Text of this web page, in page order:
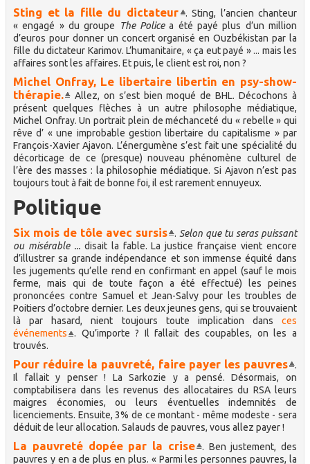
Sting et la fille du dictateur
. Sting, l’ancien chanteur
« engagé » du groupe
The Policea été payé plus d’un million
d’euros pour donner un concert organisé en Ouzbékistan par la
fille du dictateur Karimov. L’humanitaire, « ça eut payé » ... mais les
affaires sont les affaires. Et puis, le client est roi, non ?
Michel Onfray, Le libertaire libertin en psy-show-
thérapie.
Allez, on s’est bien moqué de BHL. Décochons à
présent quelques flèches à un autre philosophe médiatique,
Michel Onfray. Un portrait plein de méchanceté du « rebelle » qui
rêve d’ « une improbable gestion libertaire du capitalisme » par
François-Xavier Ajavon. L’énergumène s’est fait une spécialité du
décorticage de ce (presque) nouveau phénomène culturel de
l’ère des masses : la philosophie médiatique. Si Ajavon n’est pas
toujours tout à fait de bonne foi, il est rarement ennuyeux.
Politique
Six mois de tôle avec sursis . Selon que tu seras puissant
ou misérable ...disait la fable. La justice française vient encore
d’illustrer sa grande indépendance et son immense équité dans
les jugements qu’elle rend en confirmant en appel (sauf le mois
ferme, mais qui de toute façon a été effectué) les peines
prononcées contre Samuel et Jean-Salvy pour les troubles de
Poitiers d’octobre dernier. Les deux jeunes gens, qui se trouvaient
là par hasard, nient toujours toute implication dans ces
événements
. Qu’importe ? Il fallait des coupables, on les a
trouvés.
Pour réduire la pauvreté, faire payer les pauvres
.
Il fallait y penser ! La Sarkozie y a pensé. Désormais, on
comptabilisera dans les revenus des allocataires du RSA leurs
maigres économies, ou leurs éventuelles indemnités de
licenciements. Ensuite, 3% de ce montant - même modeste - sera
déduit de leur allocation. Salauds de pauvres, vous allez payer !
La pauvreté dopée par la crise
. Ben justement, des
pauvres y en a de plus en plus. « Parmi les personnes pauvres, la